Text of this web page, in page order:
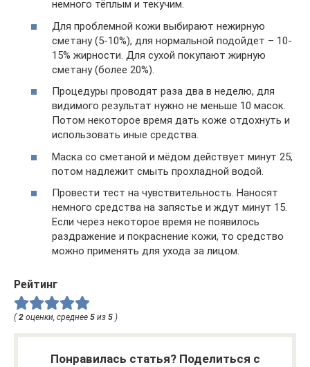
немного тёплым и текучим.
Для проблемной кожи выбирают нежирную
сметану (5-10%), для нормальной подойдет – 10-
15% жирности. Для сухой покупают жирную
сметану (более 20%).
Процедуры проводят раза два в неделю, для
видимого результат нужно не меньше 10 масок.
Потом некоторое время дать коже отдохнуть и
использовать иные средства.
Маска со сметаной и мёдом действует минут 25,
потом надлежит смыть прохладной водой.
Провести тест на чувствительность. Наносят
немного средства на запястье и ждут минут 15.
Если через некоторое время не появилось
раздражение и покраснение кожи, то средство
можно применять для ухода за лицом.
Рейтинг
( 2 оценки, среднее 5 из 5 )
Понравилась статья? Поделиться с